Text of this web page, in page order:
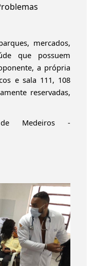
mercados,
que possuem
a própria
e sala 111, 108
reservadas,
Medeiros -